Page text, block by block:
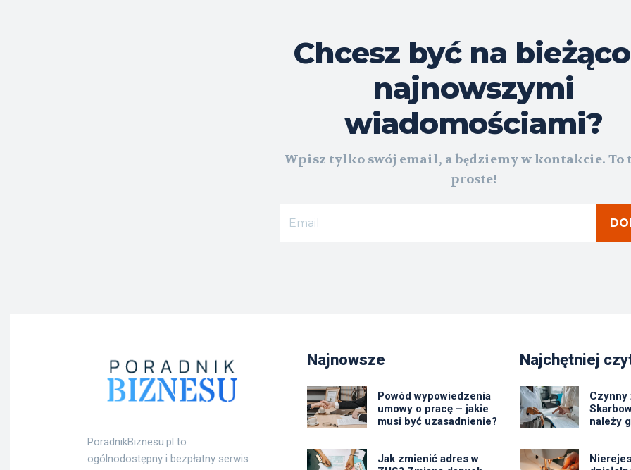
Chcesz być na
najnowszymi
wiadomościami?
Wpisz tylko swój email, a będziemy w kontakcie. To
proste!
PoradnikBiznesu.pl to
ogólnodostępny i bezpłatny serwis
Najnowsze
Powód wypowiedzenia
umowy o pracę – jakie
musi być uzasadnienie?
Jak zmienić adres w
Najchętniej
Czynny
należy